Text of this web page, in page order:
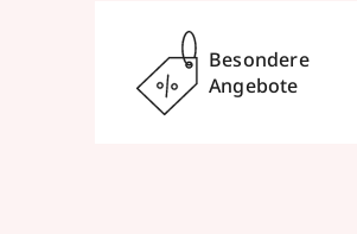
Besondere
Angebote